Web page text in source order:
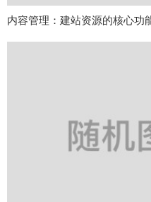
内容管理：建站资源的核心功